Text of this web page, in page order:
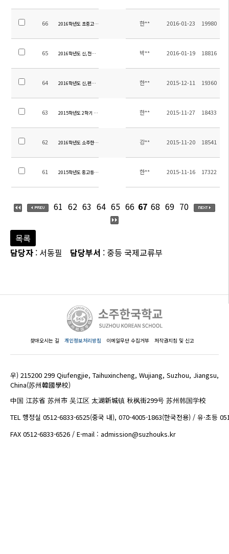
66 2016학년도 초중고등학교 교과서 및 교육자료 목록 안내
한** 2016-01-23 19980
65 2016학년도 신,전입생 입학서류 및 학비안내 박** 2016-01-19 18816
64 2016학년도 신,편입학시험 운영계획 공지 한** 2015-12-11 19360
63 2015학년도 2학기 학업성적평가계획 한** 2015-11-27 18433
62 2016학년도 소주한국학교 중등시간강사 채용 공고
강** 2015-11-20 18541
61 2015학년도 중고등부 수학여행 만족도 조사 결과 안내
한** 2015-11-16 17322
61 62 63 64 65 66 67 68 69 70
목록
담당자 : 서동필 담당부서 : 중등 국제교류부
찾아오시는 길 개인정보처리방침 이메일무단 수집거부 저작권지침 및 신고
우) 215200 299 Qiufengjie, Taihuxincheng, Wujiang, Suzhou, Jiangsu,
China(苏州韓國學校)
中国 江苏省 苏州市 吴江区 太湖新城镇 秋枫街299号 苏州韩国学校
TEL 행정실 0512-6833-6525(중국 내), 070-4005-1863(한국전용) / 유·초등
FAX 0512-6833-6526 / E-mail : admission@suzhouks.kr